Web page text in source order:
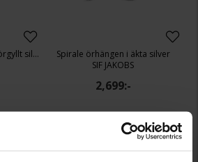
Imperia halsband i äkta förgyllt silver
Spirale örhängen i äkta silver
SIF JAKOBS
2,699:-